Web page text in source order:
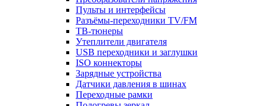
Пульты и интерфейсы
Разъёмы-переходники TV/FM
ТВ-тюнеры
Утеплители двигателя
USB переходники и заглушки
ISO коннекторы
Зарядные устройства
Датчики давления в шинах
Переходные рамки